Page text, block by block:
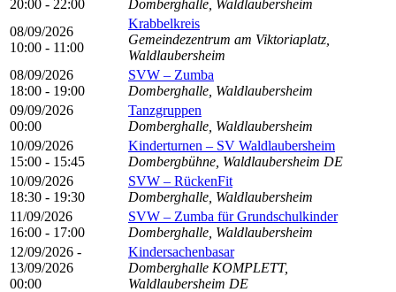
20:00 - 22:00
Domberghalle, Waldlaubersheim
08/09/2026
10:00 - 11:00
Krabbelkreis
Gemeindezentrum am Viktoriaplatz,
Waldlaubersheim
08/09/2026
18:00 - 19:00
SVW – Zumba
Domberghalle, Waldlaubersheim
09/09/2026
00:00
Tanzgruppen
Domberghalle, Waldlaubersheim
10/09/2026
15:00 - 15:45
Kinderturnen – SV Waldlaubersheim
Dombergbühne, Waldlaubersheim DE
10/09/2026
18:30 - 19:30
SVW – RückenFit
Domberghalle, Waldlaubersheim
11/09/2026
16:00 - 17:00
SVW – Zumba für Grundschulkinder
Domberghalle, Waldlaubersheim
12/09/2026 -
13/09/2026
00:00
Kindersachenbasar
Domberghalle KOMPLETT,
Waldlaubersheim DE